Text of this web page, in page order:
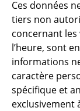
Ces données
tiers non
concernant
l’heure, sont
informations
caractère
spécifique et
exclusivement